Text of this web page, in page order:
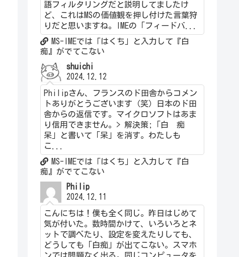
語フィルタリングだと説明してましたけ
ど、これはMSの価値観を押し付けた言葉狩
りだと思いますね。IMEの「フィードバ...
MS-IMEでは「はくち」と入力して『白
痴』がでてこない
shuichi
2024.12.12
Philipさん、フランスのド田舎からコメン
トありがとうございます（笑）日本のド田
舎からの返信です。マイクロソフトはあま
り信用できません。> 解決策;「白 痴
呆」と書いて「呆」を消す。わたしも
こ...
MS-IMEでは「はくち」と入力して『白
痴』がでてこない
Philip
2024.12.11
こんにちは！僕も全く同じ。昨日はじめて
気が付いた。数時間かけて、いろいろとネ
ットで調べたり、設定を変えたりしても、
どうしても「白痴」が出てこない。スマホ